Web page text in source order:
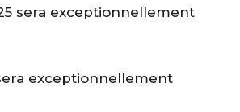
sera exceptionnellement
exceptionnellement